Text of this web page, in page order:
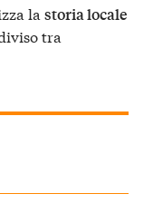
la storia locale
tra